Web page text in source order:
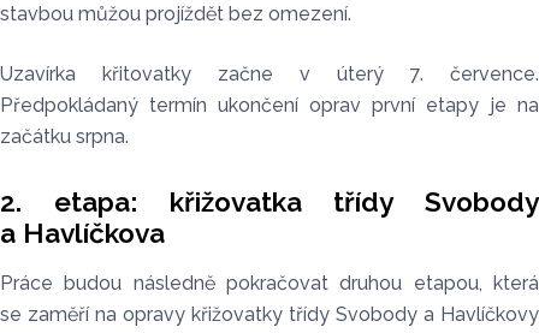
stavbou můžou projíždět bez omezení.
Uzavírka křitovatky začne v úterý 7. července.
Předpokládaný termín ukončení oprav první etapy je na
začátku srpna.
2. etapa: křižovatka třídy Svobody
a Havlíčkova
Práce budou následně pokračovat druhou etapou, která
se zaměří na opravy křižovatky třídy Svobody a Havlíčkovy